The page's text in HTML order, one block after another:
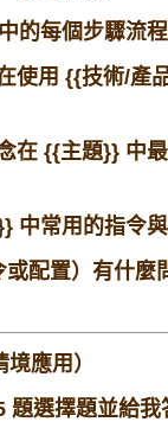
的每個步驟流
使用 {{技術/產
在 {{主題}} 中
中常用的指令
或配置）有什
應用）
題選擇題並給